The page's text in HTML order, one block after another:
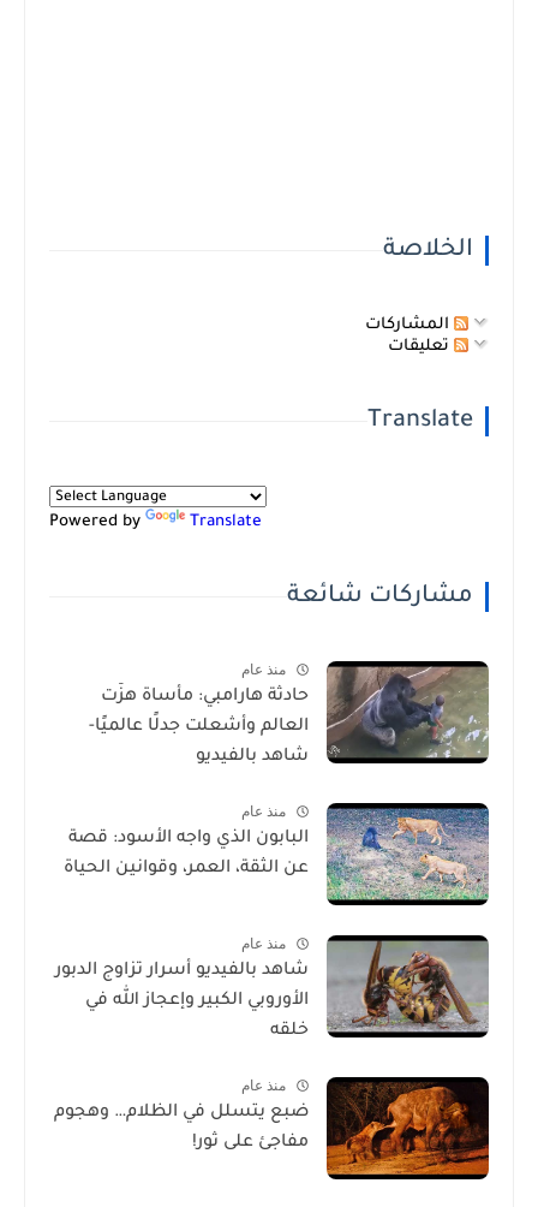
الخلاصة
المشاركات
تعليقات
Translate
Powered by Translate
مشاركات شائعة
منذ عام
حادثة هارامبي: مأساة هزّت
العالم وأشعلت جدلًا عالميًا-
شاهد بالفيديو
منذ عام
البابون الذي واجه الأسود: قصة
عن الثقة، العمر، وقوانين الحياة
منذ عام
شاهد بالفيديو أسرار تزاوج الدبور
الأوروبي الكبير وإعجاز الله في
خلقه
منذ عام
ضبع يتسلل في الظلام… وهجوم
مفاجئ على ثور!